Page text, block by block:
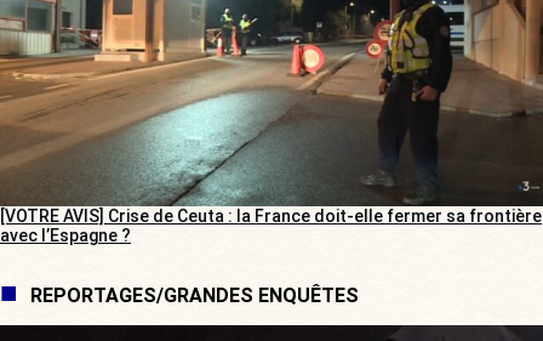
[VOTRE AVIS] Crise de Ceuta : la France doit-elle fermer sa frontière
avec l’Espagne ?
REPORTAGES/GRANDES ENQUÊTES